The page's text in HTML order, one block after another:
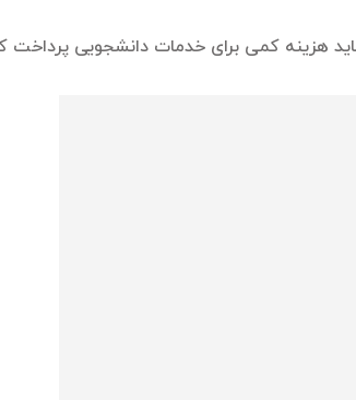
هزینه کمی برای خدمات دانشجویی پرداخت